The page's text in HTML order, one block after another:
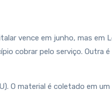
vence em junho, mas em
cobrar pelo serviço. Outra
O material é coletado em